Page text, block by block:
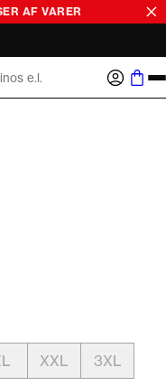
AF VARER
XXL
3XL